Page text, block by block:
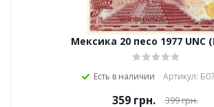
Мексика 20 песо 1977 UNC
Есть в наличии Артикул:
359грн. 399грн.